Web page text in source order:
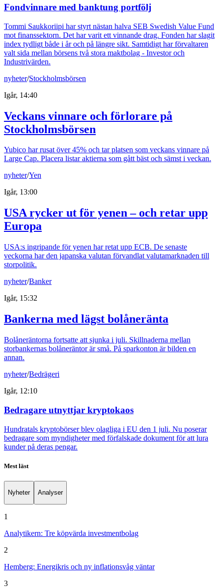
Fondvinnare med banktung portfölj
Tommi Saukkoriipi har styrt nästan halva SEB Swedish Value Fund
mot finanssektorn. Det har varit ett vinnande drag. Fonden har slagit
index tydligt både i år och på längre sikt. Samtidigt har förvaltaren
valt sida mellan börsens två stora maktbolag - Investor och
Industrivärden.
nyheter/Stockholmsbörsen
Igår, 14:40
Veckans vinnare och förlorare på
Stockholmsbörsen
Yubico har rusat över 45% och tar platsen som veckans vinnare på
Large Cap. Placera listar aktierna som gått bäst och sämst i veckan.
nyheter/Yen
Igår, 13:00
USA rycker ut för yenen – och retar upp
Europa
USA:s ingripande för yenen har retat upp ECB. De senaste
veckorna har den japanska valutan förvandlat valutamarknaden till
storpolitik.
nyheter/Banker
Igår, 15:32
Bankerna med lägst bolåneränta
Bolåneräntorna fortsatte att sjunka i juli. Skillnaderna mellan
storbankernas bolåneräntor är små. På sparkonton är bilden en
annan.
nyheter/Bedrägeri
Igår, 12:10
Bedragare utnyttjar kryptokaos
Hundratals kryptobörser blev olagliga i EU den 1 juli. Nu poserar
bedragare som myndigheter med förfalskade dokument för att lura
kunder på deras pengar.
Mest läst
Nyheter Analyser
1
Analytikern: Tre köpvärda investmentbolag
2
Hemberg: Energikris och ny inflationsvåg väntar
3